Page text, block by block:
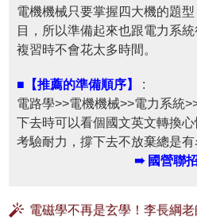
電機機械只要掌握四大機的題
目，所以準備起來也跟電力系
複習時不會花太多時間。
■【推薦的準備順序】
:
電路學>>電機機械>>電力系統
下去時可以看個國文英文轉換
考驗耐力，撐下去不放棄總是有
➠ 國營聯
電磁學不再是玄學！李長綱